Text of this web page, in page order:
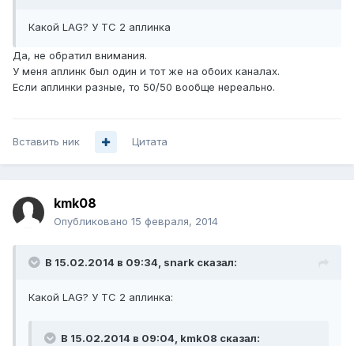
Какой LAG? У ТС 2 аплинка
Да, не обратил внимания.
У меня аплинк был один и тот же на обоих каналах.
Если аплинки разные, то 50/50 вообще нереально.
Вставить ник Цитата
kmk08
Опубликовано 15 февраля, 2014
В 15.02.2014 в 09:34, snark сказал:
Какой LAG? У ТС 2 аплинка:
В 15.02.2014 в 09:04, kmk08 сказал: